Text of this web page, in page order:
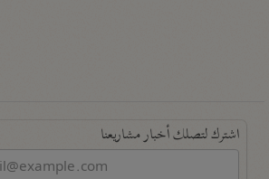
اشترك لتصلك أخبار مشاريعنا